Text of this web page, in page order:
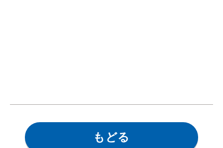
もどる